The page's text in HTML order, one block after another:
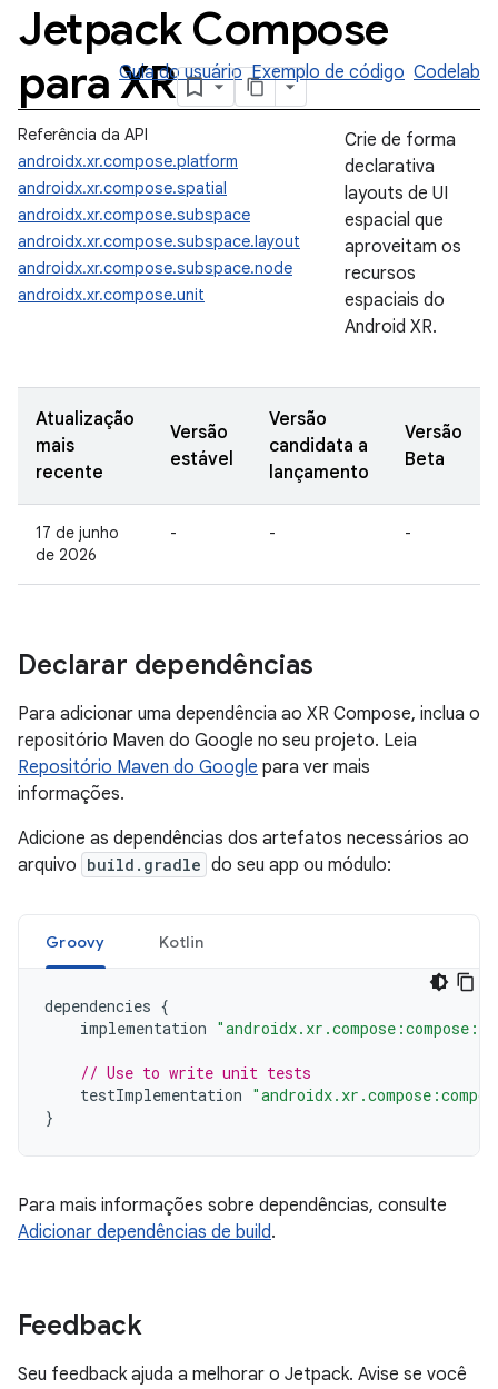
Jetpack Compose
para XRGuia do usuário Exemplo de código Codelab
Referência da API
androidx.xr.compose.platform
androidx.xr.compose.spatial
androidx.xr.compose.subspace
androidx.xr.compose.subspace.layout
androidx.xr.compose.subspace.node
androidx.xr.compose.unit
Crie de forma
declarativa
layouts de UI
espacial que
aproveitam os
recursos
espaciais do
Android XR.
Atualização
mais
recente
Versão
estável
Versão
candidata a
lançamento
Versão
Beta
17 de junho
de 2026
- - -
Declarar dependências
Para adicionar uma dependência ao XR Compose, inclua o
repositório Maven do Google no seu projeto. Leia
Repositório Maven do Google para ver mais
informações.
Adicione as dependências dos artefatos necessários ao
arquivo build.gradle do seu app ou módulo:
Groovy Kotlin
dependencies {
implementation
// Use to write unit tests
testImplementation
}
Para mais informações sobre dependências, consulte
Adicionar dependências de build.
Feedback
Seu feedback ajuda a melhorar o Jetpack. Avise se você